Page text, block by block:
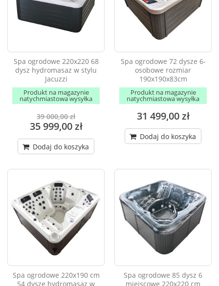
Spa ogrodowe 220x220 68
dysz hydromasaz w stylu
Jacuzzi
Produkt na magazynie
natychmiastowa wysyłka
39 000,00 zł
35 999,00 zł
Dodaj do koszyka
Spa ogrodowe 72 dysze 6-
osobowe rozmiar
190x190x83cm
Produkt na magazynie
natychmiastowa wysyłka
31 499,00 zł
Dodaj do koszyka
Spa ogrodowe 220x190 cm
54 dysze hydromasaz w
Spa ogrodowe 85 dysz 6
miejscowe 220x220 cm